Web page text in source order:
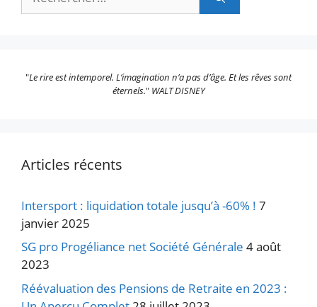
"Le rire est intemporel. L’imagination n’a pas d’âge. Et les rêves sont
éternels." WALT DISNEY
Articles récents
Intersport : liquidation totale jusqu’à -60% ! 7
janvier 2025
SG pro Progéliance net Société Générale 4 août
2023
Réévaluation des Pensions de Retraite en 2023 :